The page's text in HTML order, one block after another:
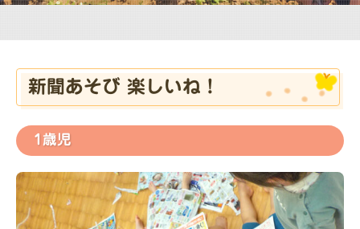
お問い合わせ
新聞あそび 楽しいね！
1歳児